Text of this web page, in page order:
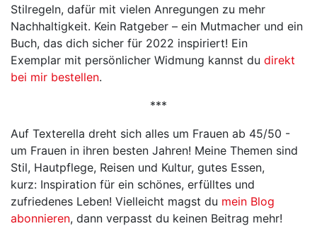
Stilregeln, dafür mit vielen Anregungen zu mehr
Nachhaltigkeit. Kein Ratgeber – ein Mutmacher und ein
Buch, das dich sicher für 2022 inspiriert! Ein
Exemplar mit persönlicher Widmung kannst du direkt
bei mir bestellen.
***
Auf Texterella dreht sich alles um Frauen ab 45/50 -
um Frauen in ihren besten Jahren! Meine Themen sind
Stil, Hautpflege, Reisen und Kultur, gutes Essen,
kurz: Inspiration für ein schönes, erfülltes und
zufriedenes Leben! Vielleicht magst du mein Blog
abonnieren, dann verpasst du keinen Beitrag mehr!